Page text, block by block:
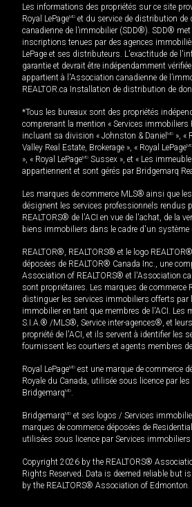
Les informations des propriétés sur ce site
Royal LePageMD et du service de distribution de
canadienne de l’immobilier (SDD®). SDD® met
inscriptions tenues par des agences
LePage et ses distributeurs. L'exactitude de
garantie et devrait être indépendamment
appartient à l'Association canadienne de
REALTOR.ca Installation de distribution de
*Tous les bureaux sont des propriétés
comprenant la mention « Services immobiliers
incluant sa division « Johnston & Daniel MD », «
Valley Real Estate, Brokerage », « Royal LePageMD
», « Royal LePageMD Sussex », et « Les
appartiennent et sont gérés par Bridgemarq
Les marques de commerce MLS® ainsi que
désignent les services professionnels rendus
REALTORS® de l'ACI en vue de l'achat, de la
biens immobiliers dans le cadre d'un système
REALTOR®, REALTORS® et le logo
déposées de REALTOR® Canada Inc., une
Association of REALTORS® et l'Association
sont propriétaires. Les marques de commerce
distinguer les services immobiliers offerts par
immobilier en tant que membres de l'ACI. Les
S.I.A.® /MLS®, Service inter-agences®, et
propriété de l'ACI, et ils servent à identifier les
fournissent les courtiers et agents membres
Royal LePageMD est une marque de commerce
Royale du Canada, utilisée sous licence par
BridgemarqMD.
BridgemarqMD et ses logos / Services
marques de commerce déposées de
utilisées sous licence par Services
Copyright 2026 by the REALTORS®
Rights Reserved. Data is deemed reliable but
by the REALTORS® Association of Edmonton.